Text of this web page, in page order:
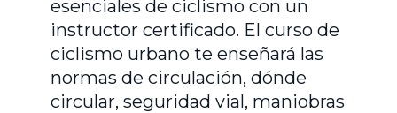
esenciales de ciclismo con un
instructor certificado. El curso de
ciclismo urbano te enseñará las
normas de circulación, dónde
circular, seguridad vial, maniobras